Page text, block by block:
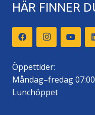
HÄR FINNER
Öppettider:
Måndag–fredag
Lunchöppet